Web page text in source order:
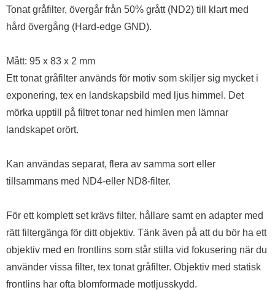
Produktbeskrivning
Tonat gråfilter, övergår från 50% grått (ND2) till klart med
hård övergång (Hard-edge GND).
Mått: 95 x 83 x 2 mm
Ett tonat gråfilter används för motiv som skiljer sig mycket i
exponering, tex en landskapsbild med ljus himmel. Det
mörka upptill på filtret tonar ned himlen men lämnar
landskapet orört.
Kan användas separat, flera av samma sort eller
tillsammans med ND4-eller ND8-filter.
För ett komplett set krävs filter, hållare samt en adapter med
rätt filtergänga för ditt objektiv. Tänk även på att du bör ha ett
objektiv med en frontlins som står stilla vid fokusering när du
använder vissa filter, tex tonat gråfilter. Objektiv med statisk
frontlins har ofta blomformade motljusskydd.